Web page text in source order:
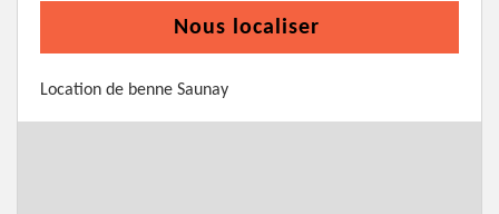
Nous localiser
Location de benne Saunay